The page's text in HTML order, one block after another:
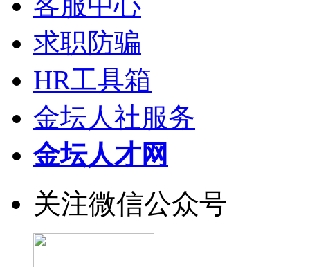
求职防骗
HR工具箱
金坛人社服务
金坛人才网
关注微信公众号